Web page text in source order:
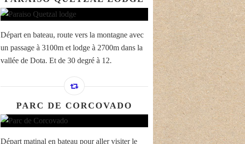
Départ en bateau, route vers la montagne avec
un passage à 3100m et lodge à 2700m dans la
vallée de Dota. Et de 30 degré à 12.
PARC DE CORCOVADO
Départ matinal en bateau pour aller visiter le